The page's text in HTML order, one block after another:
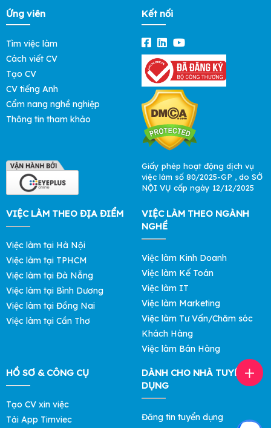
Ứng viên
Tìm việc làm
Cách viết CV
Tạo CV
CV tiếng Anh
Cẩm nang nghề nghiệp
Thông tin tham khảo
Kết nối
Giấy phép hoạt động dịch vụ
việc làm số 80/2025-GP , do SỞ
NỘI VỤ cấp ngày 12/12/2025
VIỆC LÀM THEO ĐỊA ĐIỂM
Việc làm tại Hà Nội
Việc làm tại TPHCM
Việc làm tại Đà Nẵng
Việc làm tại Bình Dương
Việc làm tại Đồng Nai
Việc làm tại Cần Thơ
VIỆC LÀM THEO NGÀNH
NGHỀ
Việc làm Kinh Doanh
Việc làm Kế Toán
Việc làm IT
Việc làm Marketing
Việc làm Tư Vấn/Chăm sóc
Khách Hàng
Việc làm Bán Hàng
HỒ SƠ & CÔNG CỤ
Tạo CV xin việc
Tải App Timviec
DÀNH CHO NHÀ TUYỂN
DỤNG
Đăng tin tuyển dụng